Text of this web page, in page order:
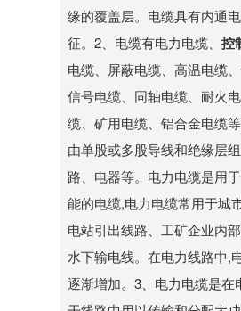
缘的覆盖层。电缆具有内通
征。2、电缆有电力电缆、 控
电缆、屏蔽电缆、高温电缆、
信号电缆、同轴电缆、耐火
缆、矿用电缆、铝合金电缆
由单股或多股导线和绝缘层
路、电器等。电力电缆是用
能的电缆,电力电缆常用于城
电站引出线路、工矿企业内
水下输电线。在电力线路中,
逐渐增加。3、电力电缆是在